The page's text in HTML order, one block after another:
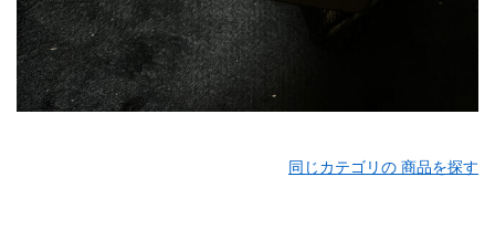
同じカテゴリの 商品を探す